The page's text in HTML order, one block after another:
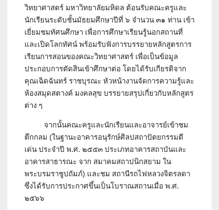
วิทยาศาสตร์ มหาวิทยาลัยมหิดล ต้อนรับคณะครูและ
นักเรียนระดับชั้นมัธยมศึกษาปีที่ ๖ จำนวน ๓๑ ท่าน เข้า
เยี่ยมชมทัศนศึกษา เพื่อการศึกษาเรียนรู้นอกสถานที่
และเปิดโลกทัศน์ พร้อมรับฟังการบรรยายหลักสูตรการ
เรียนการสอนของคณะวิทยาศาสตร์ เพื่อเป็นข้อมูล
ประกอบการตัดสินเข้าศึกษาต่อ โดยได้รับเกียรติจาก
คุณเฉิดฉันทร์ ราชบุรณะ หัวหน้างานจัดการความรู้และ
ห้องสมุดสตางค์ มงคลสุข บรรยายสรุปเกี่ยวกับหลักสูตร
ต่าง ๆ
จากนั้นคณะครูและนักเรียนและอาจารย์เข้าชม
ตึกกลม (ในฐานะอาคารอนุรักษ์ศิลปสถาปัตยกรรมดี
เด่น ประจำปี พ.ศ. ๒๕๕๓ ประเภทอาคารสถาบันและ
อาคารสาธารณะ จาก สมาคมสถาปนิกสยาม ใน
พระบรมราชูปถัมภ์) และชม สถานีรถไฟหลวงจิตรลดา
ซึ่งได้รับการประกาศขึ้นเป็นโบราณสถานเมื่อ พ.ศ.
๒๕๖๖